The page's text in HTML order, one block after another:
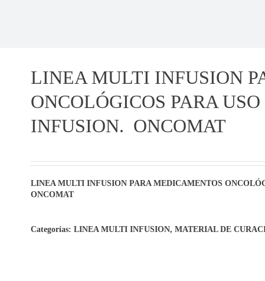
LINEA MULTI INFUSION
ONCOLÓGICOS PARA
INFUSION. ONCOMAT
LINEA MULTI INFUSION PARA MEDICAMENTOS
ONCOMAT
Categorías: LINEA MULTI INFUSION, MATERIAL DE